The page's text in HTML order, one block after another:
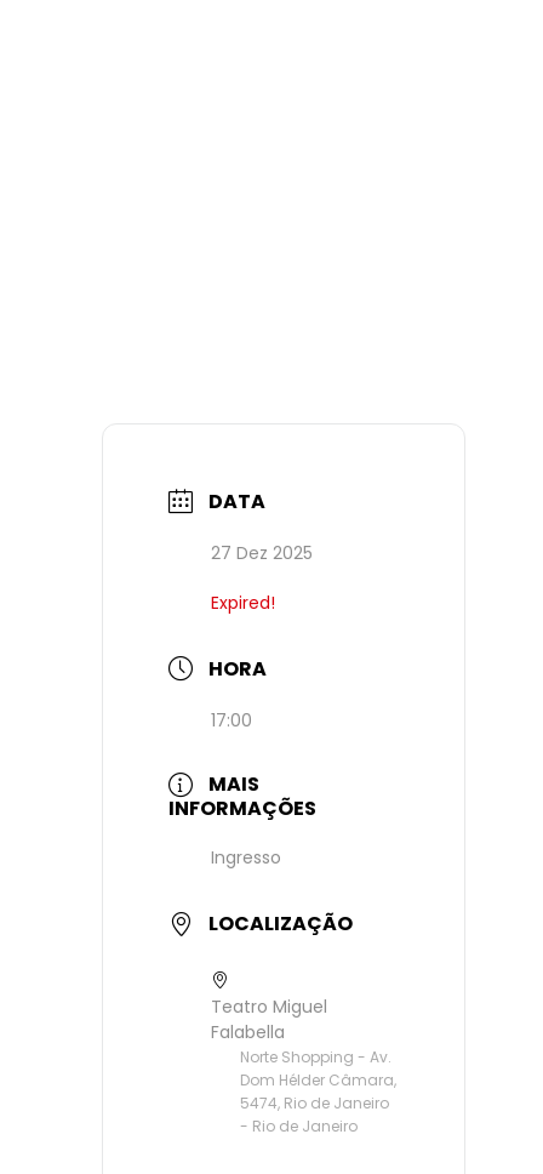
DATA
27 Dez 2025
Expired!
HORA
17:00
MAIS
INFORMAÇÕES
Ingresso
LOCALIZAÇÃO
Teatro Miguel
Falabella
Norte Shopping - Av.
Dom Hélder Câmara,
5474, Rio de Janeiro
- Rio de Janeiro